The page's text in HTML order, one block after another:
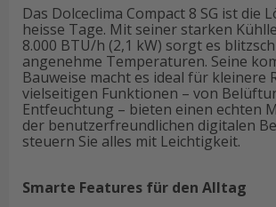
Das Dolceclima Compact 8 SG ist die
heisse Tage. Mit seiner starken
8.000 BTU/h (2,1 kW) sorgt es
angenehme Temperaturen. Seine
Bauweise macht es ideal für kleinere
vielseitigen Funktionen – von
Entfeuchtung – bieten einen echten
der benutzerfreundlichen digitalen
steuern Sie alles mit Leichtigkeit.
Smarte Features für den Alltag